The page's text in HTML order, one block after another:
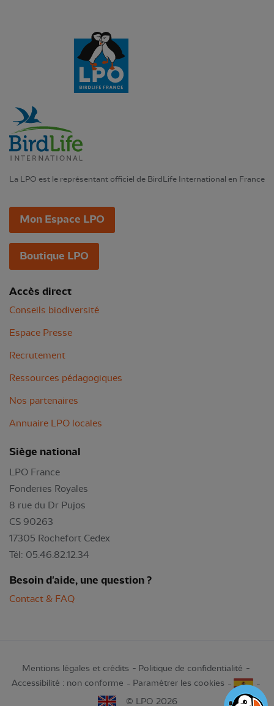
La LPO est le représentant officiel de BirdLife International en France
Mon Espace LPO
Boutique LPO
Accès direct
Conseils biodiversité
Espace Presse
Recrutement
Ressources pédagogiques
Nos partenaires
Annuaire LPO locales
Siège national
LPO France
Fonderies Royales
8 rue du Dr Pujos
CS 90263
17305 Rochefort Cedex
Tél: 05.46.82.12.34
Besoin d'aide, une question ?
Contact & FAQ
Mentions légales et crédits
Politique de confidentialité
Accessibilité : non conforme
Paramétrer les cookies
© LPO 2026